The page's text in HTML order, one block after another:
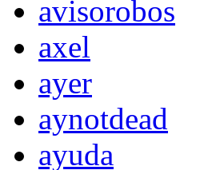
avisorobos
axel
ayer
aynotdead
ayuda